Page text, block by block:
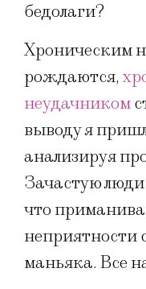
бедолаги?
Хроническим
рождаются,
неудачником
выводу я
анализируя
Зачастую
что
неприятности
маньяка. Все